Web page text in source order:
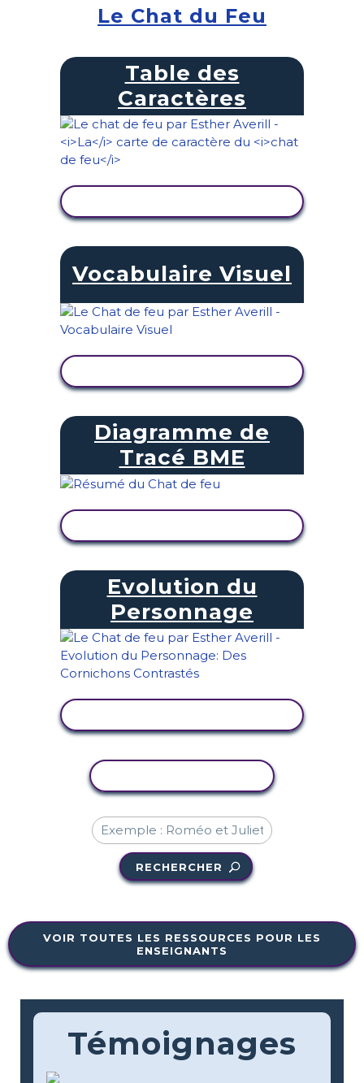
Le Chat du Feu
Table des
Caractères
Vocabulaire Visuel
Diagramme de
Tracé BME
Evolution du
Personnage
RECHERCHER
VOIR TOUTES LES RESSOURCES POUR LES
ENSEIGNANTS
Témoignages